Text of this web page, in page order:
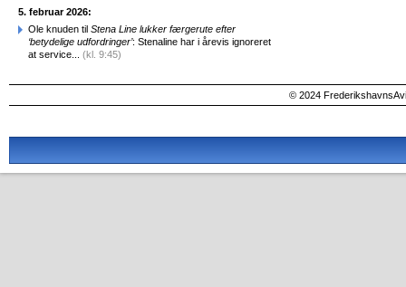
5. februar 2026:
Ole knuden til Stena Line lukker færgerute efter
‘betydelige udfordringer’: Stenaline har i årevis ignoreret
at service... (kl. 9:45)
© 2024